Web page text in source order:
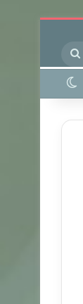
برای
نوشته تصادفی